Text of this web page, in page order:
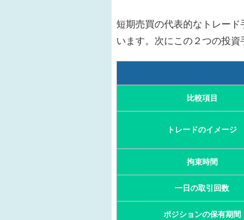
短期売買の代表的なトレード
います。次にこの２つの投資
比較項目
トレードのイメージ
拘束時間
一日の取引回数
ポジションの保有期間